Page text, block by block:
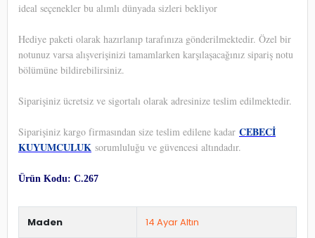
ideal seçenekler bu alımlı dünyada sizleri bekliyor
Hediye paketi olarak hazırlanıp tarafınıza gönderilmektedir. Özel bir
notunuz varsa alışverişinizi tamamlarken karşılaşacağınız sipariş notu
bölümüne bildirebilirsiniz.
Siparişiniz ücretsiz ve sigortalı olarak adresinize teslim edilmektedir.
Siparişiniz kargo firmasından size teslim edilene kadar CEBECİ
KUYUMCULUK sorumluluğu ve güvencesi altındadır.
Ürün Kodu: C.267
Maden 14 Ayar Altın